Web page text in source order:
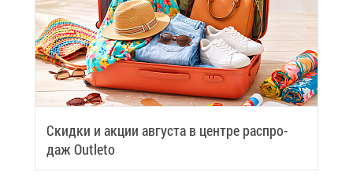
Скид­ки и ак­ции ав­гу­ста в цен­тре рас­про­
даж Outleto